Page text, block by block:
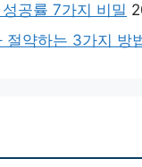
공률 7가지 비밀
절약하는 3가지 방